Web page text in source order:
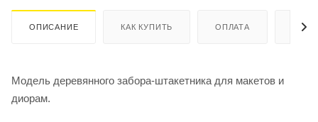
ОПИСАНИЕ КАК КУПИТЬ ОПЛАТА
Модель деревянного забора-штакетника для макетов и
диорам.